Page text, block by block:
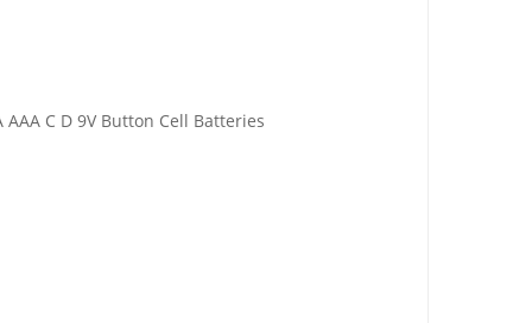
C D 9V Button Cell Batteries